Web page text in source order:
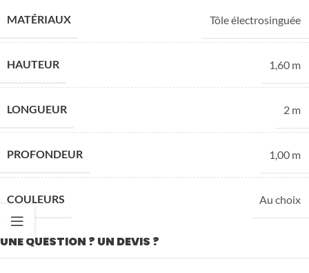
MATÉRIAUX Tôle électrosinguée
HAUTEUR 1,60 m
LONGUEUR 2 m
PROFONDEUR 1,00 m
COULEURS Au choix
UNE QUESTION ? UN DEVIS ?